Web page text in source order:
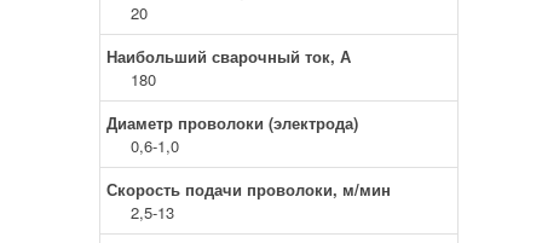
20
Наибольший сварочный ток, А
180
Диаметр проволоки (электрода)
0,6-1,0
Скорость подачи проволоки, м/мин
2,5-13